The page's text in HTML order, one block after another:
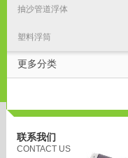
抽沙管道浮体
塑料浮筒
更多分类
联系我们
CONTACT US